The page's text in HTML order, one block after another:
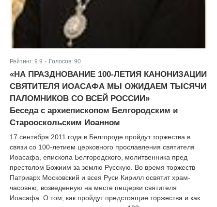
Рейтинг: 9.9 Голосов: 90
«НА ПРАЗДНОВАНИЕ 100-ЛЕТИЯ КАНОНИЗАЦИИ
СВЯТИТЕЛЯ ИОАСАФА МЫ ОЖИДАЕМ ТЫСЯЧИ
ПАЛОМНИКОВ СО ВСЕЙ РОССИИ»
Беседа с архиепископом Белгородским и
Старооскольским Иоанном
17 сентября 2011 года в Белгороде пройдут торжества в
связи со 100-летием церковного прославления святителя
Иоасафа, епископа Белгородского, молитвенника пред
престолом Божиим за землю Русскую. Во время торжеств
Патриарх Московский и всея Руси Кирилл освятит храм-
часовню, возведенную на месте пещерки святителя
Иоасафа. О том, как пройдут предстоящие торжества и как